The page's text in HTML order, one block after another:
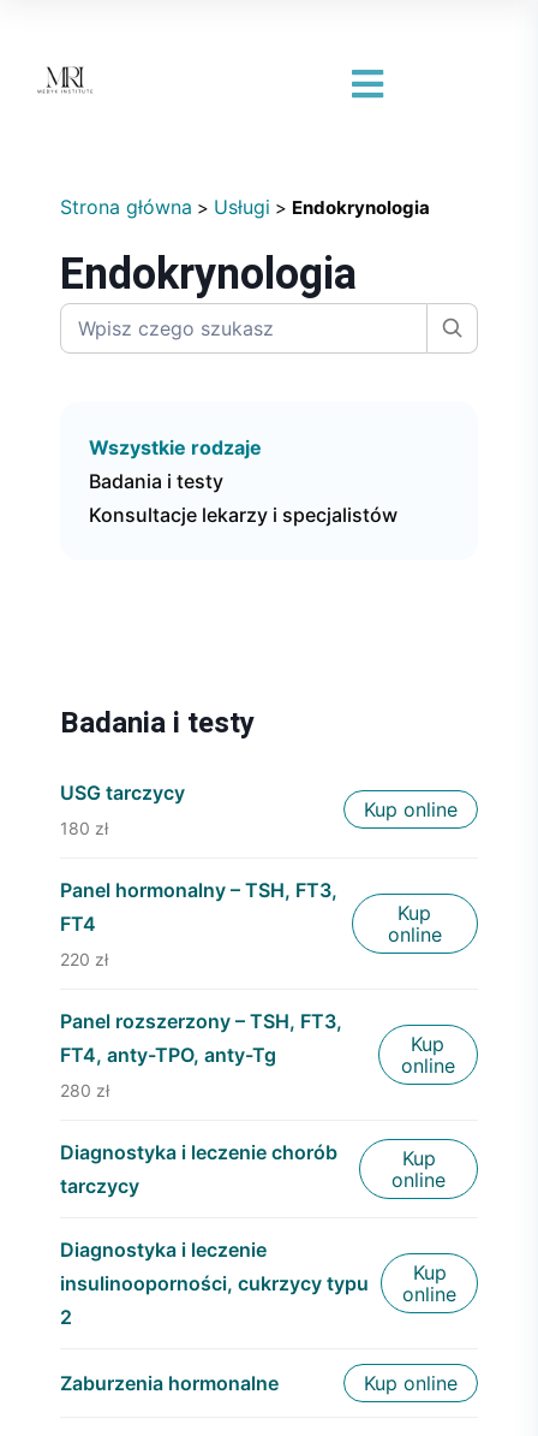
Strona główna > Usługi > Endokrynologia
Endokrynologia
Wszystkie rodzaje
Badania i testy
Konsultacje lekarzy i specjalistów
Badania i testy
USG tarczycy
180 zł
Kup online
Panel hormonalny – TSH, FT3,
FT4
220 zł
Kup
online
Panel rozszerzony – TSH, FT3,
FT4, anty-TPO, anty-Tg
280 zł
Kup
online
Diagnostyka i leczenie chorób
tarczycy
Kup
online
Diagnostyka i leczenie
insulinooporności, cukrzycy typu
2
Kup
online
Zaburzenia hormonalne Kup online